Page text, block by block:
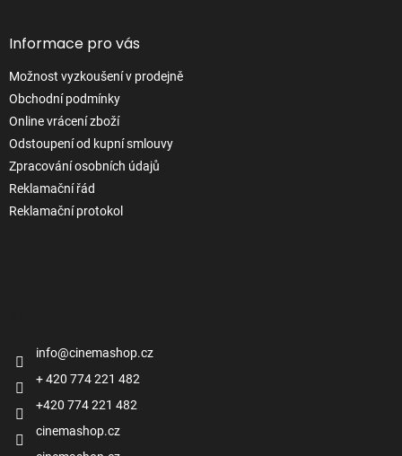
Informace pro vás
Možnost vyzkoušení v prodejně
Obchodní podmínky
Online vrácení zboží
Odstoupení od kupní smlouvy
Zpracování osobních údajů
Reklamační řád
Reklamační protokol
info@cinemashop.cz
+ 420 774 221 482
+420 774 221 482
cinemashop.cz